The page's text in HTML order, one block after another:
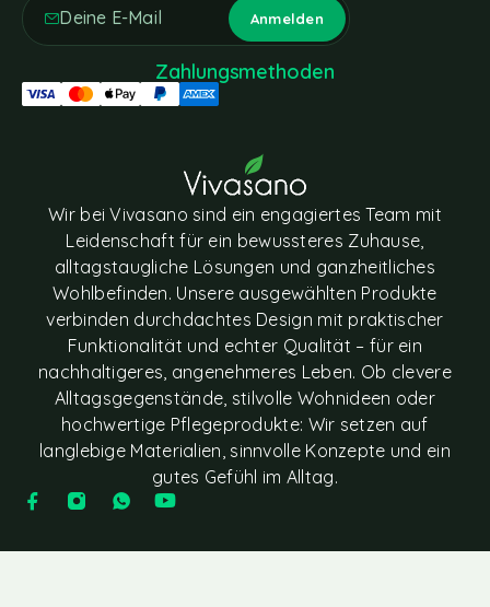
Wir bei Vivasano sind ein engagiertes Team mit
Leidenschaft für ein bewussteres Zuhause,
alltagstaugliche Lösungen und ganzheitliches
Wohlbefinden. Unsere ausgewählten Produkte
verbinden durchdachtes Design mit praktischer
Funktionalität und echter Qualität – für ein
nachhaltigeres, angenehmeres Leben. Ob clevere
Alltagsgegenstände, stilvolle Wohnideen oder
hochwertige Pflegeprodukte: Wir setzen auf
langlebige Materialien, sinnvolle Konzepte und ein
gutes Gefühl im Alltag.
Zahlungsmethoden